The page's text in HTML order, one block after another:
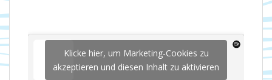
Klicke hier, um Marketing-Cookies zu
akzeptieren und diesen Inhalt zu aktivieren